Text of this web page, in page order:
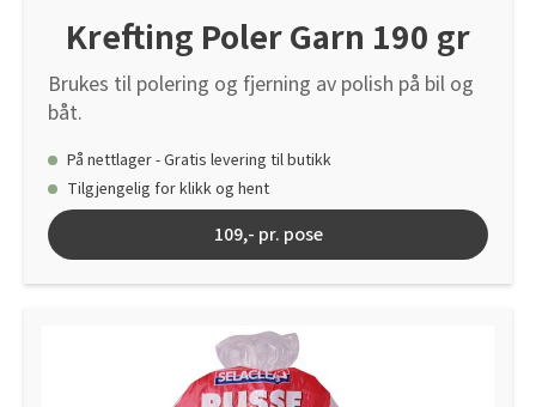
Krefting Poler Garn 190 gr
Brukes til polering og fjerning av polish på bil og
båt.
På nettlager - Gratis levering til butikk
Tilgjengelig for klikk og hent
109,- pr. pose